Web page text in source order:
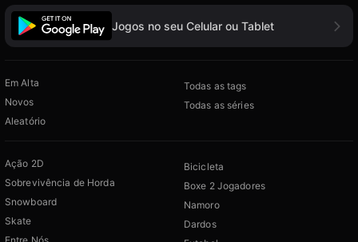
Jogos no seu Celular ou Tablet
Em Alta
Novos
Aleatório
Todas as tags
Todas as séries
Ação 2D
Sobrevivência de Horda
Snowboard
Skate
Bicicleta
Boxe 2 Jogadores
Namoro
Dardos